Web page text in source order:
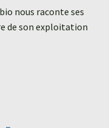
nous raconte ses
de son exploitation